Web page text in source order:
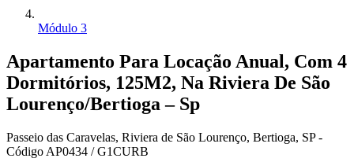
Módulo 3
Apartamento Para Locação Anual, Com 4
Dormitórios, 125M2, Na Riviera De São
Lourenço/Bertioga – Sp
Passeio das Caravelas, Riviera de São Lourenço, Bertioga, SP -
Código AP0434 / G1CURB